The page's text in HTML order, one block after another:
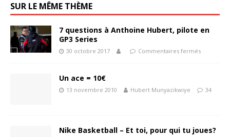
SUR LE MÊME THÈME
7 questions à Anthoine Hubert, pilote en
GP3 Series
30 octobre 2017 Commentaires fermés
Un ace = 10€
13 novembre 2010 Hubert Munyazikwiye 34
Nike Basketball – Et toi, pour qui tu joues?